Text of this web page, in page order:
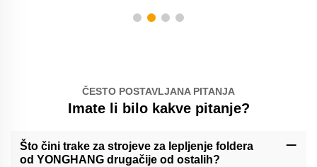
ČESTO POSTAVLJANA PITANJA
Imate li bilo kakve pitanje?
Što čini trake za strojeve za lepljenje foldera
od YONGHANG drugačije od ostalih?